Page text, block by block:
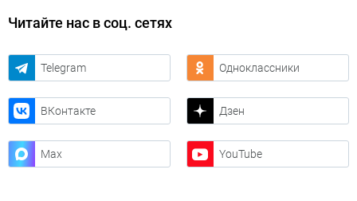
Читайте нас в соц. сетях
Telegram Одноклассники
ВКонтакте Дзен
Max YouTube